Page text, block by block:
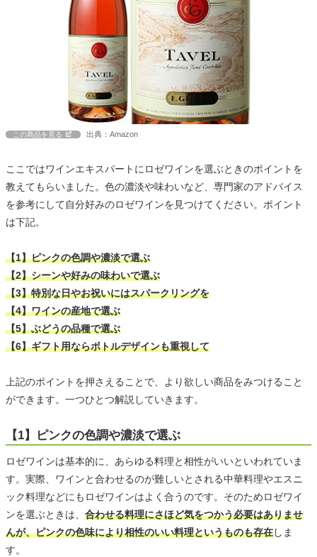
この商品を見る 出典：Amazon
ここではワインエキスパートにロゼワインを選ぶときのポイントを
教えてもらいました。色の濃淡や味わいなど、専門家のアドバイス
を参考にして自分好みのロゼワインを見つけてください。ポイント
は下記。
【1】ピンクの色調や濃淡で選ぶ
【2】シーンや好みの味わいで選ぶ
【3】特別な日やお祝いにはスパークリングを
【4】ワインの産地で選ぶ
【5】ぶどうの品種で選ぶ
【6】ギフト用ならボトルデザインも重視して
上記のポイントを押さえることで、より欲しい商品をみつけること
ができます。一つひとつ解説していきます。
【1】ピンクの色調や濃淡で選ぶ
ロゼワインは基本的に、あらゆる料理と相性がいいといわれていま
す。実際、ワインと合わせるのが難しいとされる中華料理やエスニ
ック料理などにもロゼワインはよく合うのです。そのためロゼワイ
ンを選ぶときは、 合わせる料理にさほど気をつかう必要はありませ
んが、ピンクの色味により相性のいい料理というものも存在しま
す。